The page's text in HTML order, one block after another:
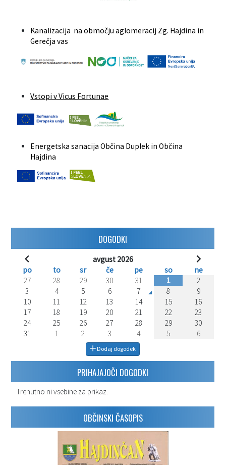
Kanalizacija na območju aglomeracij Zg. Hajdina in
Gerečja vas
Vstopi v Vicus Fortunae
Energetska sanacija Občina Duplek in Občina
Hajdina
DOGODKI
avgust 2026
po
to sr če pe so
ne
27
28 29 30 31 1
2
3
4 5 6 7 8
9
10
11 12 13 14 15
16
17
18 19 20 21 22
23
24
25 26 27 28 29
30
31
1 2 3 4 5 6
Dodaj dogodek
PRIHAJAJOČI DOGODKI
Trenutno ni vsebine za prikaz.
OBČINSKI ČASOPIS